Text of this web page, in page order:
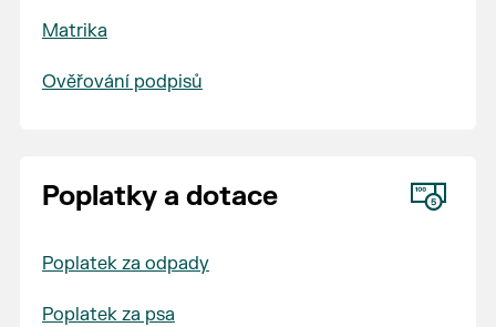
Matrika
Ověřování podpisů
Poplatky a dotace
Poplatek za odpady
Poplatek za psa